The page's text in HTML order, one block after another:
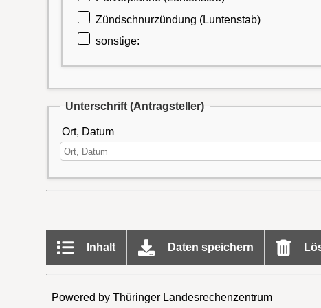
Zündschnurzündung (Luntenstab)
sonstige:
Unterschrift (Antragsteller)
Ort, Datum
Inhalt Daten speichern
Powered by Thüringer Landesrechenzentrum